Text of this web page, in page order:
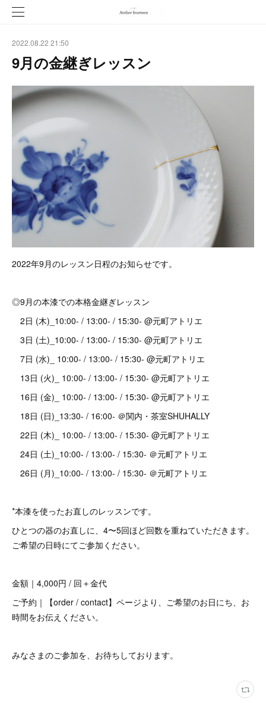
2022.08.22 21:50
9月の金継ぎレッスン
2022年9月のレッスン日程のお知らせです。
◎9月の本漆での本格金継ぎレッスン
2日 (木)_10:00- / 13:00- / 15:30- @元町アトリエ
3日 (土)_10:00- / 13:00- / 15:30- @元町アトリエ
7日 (水)_ 10:00- / 13:00- / 15:30- @元町アトリエ
13日 (火)_ 10:00- / 13:00- / 15:30- @元町アトリエ
16日 (金)_ 10:00- / 13:00- / 15:30- @元町アトリエ
18日 (日)_13:30- / 16:00- ＠関内・茶室SHUHALLY
22日 (木)_ 10:00- / 13:00- / 15:30- @元町アトリエ
24日 (土)_10:00- / 13:00- / 15:30- ＠元町アトリエ
26日 (月)_10:00- / 13:00- / 15:30- ＠元町アトリエ
*本漆を使ったお直しのレッスンです。
ひとつの器のお直しに、4〜5回ほど回数を重ねていただきます。
ご希望の日時にてご参加ください。
金額｜4,000円 / 回＋金代
ご予約｜【order / contact】ページより、ご希望のお日にち、お
時間をお伝えください。
みなさまのご参加を、お待ちしております。